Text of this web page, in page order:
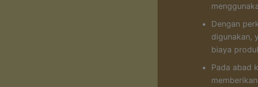
Dengan
digunakan,
biaya
Pada abad